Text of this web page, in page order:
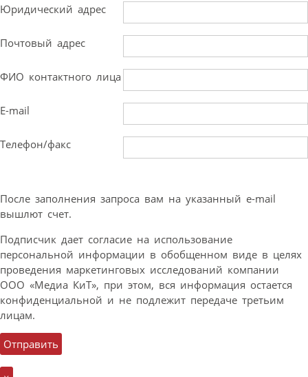
Юридический адрес
Почтовый адрес
ФИО контактного лица
E-mail
Телефон/факс
После заполнения запроса вам на указанный e-mail
вышлют счет.
Подписчик дает согласие на использование
персональной информации в обобщенном виде в целях
проведения маркетинговых исследований компании
ООО «Медиа КиТ», при этом, вся информация остается
конфиденциальной и не подлежит передаче третьим
лицам.